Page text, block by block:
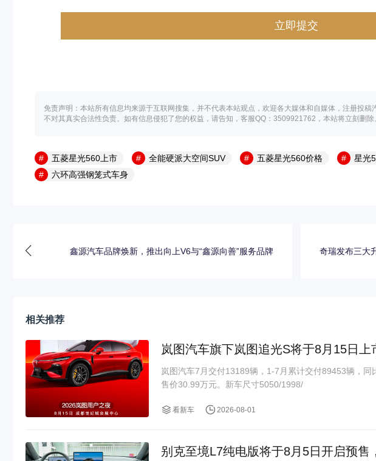
免责声明：本站所有信息均来源于互联网搜集，并不代表本站观点，欢迎各大媒体和自媒体，注册投
不对其真实合法性负责。如有信息侵犯了您的权益，请告知，客服QQ：3509921762，本站将立刻删除
五菱星光560上市 全能硬派大空间SUV 五菱星光560价格 星光
六环高强钢笼式车身
鑫源汽车品牌焕新，推出向上V6与“鑫源向善”服务品牌 奇瑞发布三大
相关推荐
岚图汽车旗下岚图追光S将于8月15日上
岚图汽车7月交付13189辆，1-7月累计交付89453辆，
售价30.99万元。新车尺寸5050/1998/
看新车 2026-08-01
别克至境L7纯电版将于8月5日开启预